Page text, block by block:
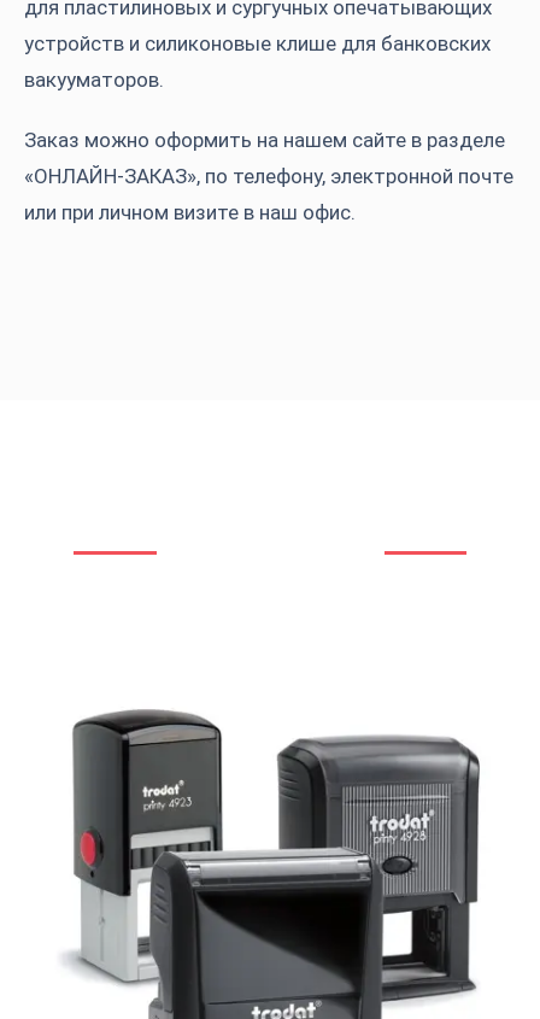
для пластилиновых и сургучных опечатывающих
устройств и силиконовые клише для банковских
вакууматоров.
Заказ можно оформить на нашем сайте в разделе
«ОНЛАЙН-ЗАКАЗ», по телефону, электронной почте
или при личном визите в наш офис.